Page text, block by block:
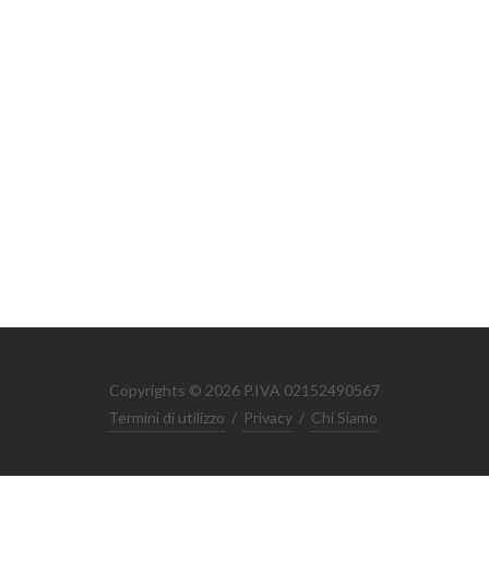
Copyrights © 2026 P.IVA 02152490567
Termini di utilizzo / Privacy / Chi Siamo